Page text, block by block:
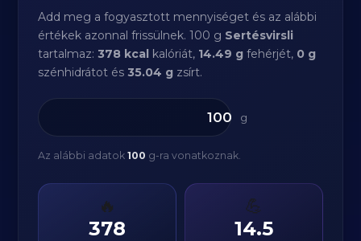
Add meg a fogyasztott mennyiséget és az alábbi
értékek azonnal frissülnek. 100 g Sertésvirsli
tartalmaz:378 kcal kalóriát, 14.49 g fehérjét, 0 g
szénhidrátot és35.04 g zsírt.
g
Az alábbi adatok100 g-ra vonatkoznak.
🔥
378
💪
14.5